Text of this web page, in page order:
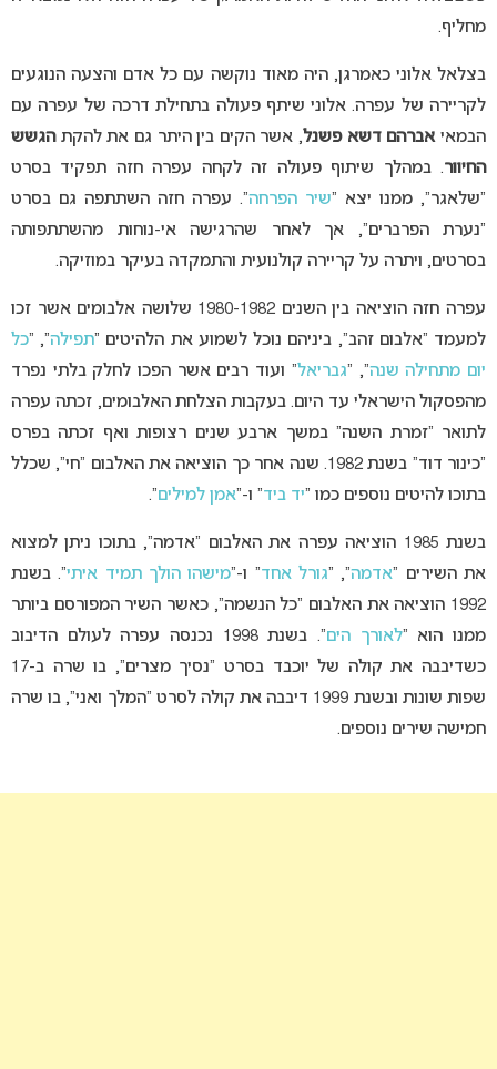
מחליף.
בצלאל אלוני כאמרגן, היה מאוד נוקשה עם כל אדם והצעה הנוגעים
לקריירה של עפרה. אלוני שיתף פעולה בתחילת דרכה של עפרה עם
הבמאיאברהם דשא פשנל, אשר הקים בין היתר גם את להקתהגשש
החיוור. במהלך שיתוף פעולה זה לקחה עפרה חזה תפקיד בסרט
“שלאגר”, ממנו יצא “שיר הפרחה“. עפרה חזה השתתפה גם בסרט
“נערת הפרברים”, אך לאחר שהרגישה אי-נוחות מהשתתפותה
בסרטים, ויתרה על קריירה קולנועית והתמקדה בעיקר במוזיקה.
עפרה חזה הוציאה בין השנים 1980-1982 שלושה אלבומים אשר זכו
למעמד “אלבום זהב”, ביניהם נוכל לשמוע את הלהיטים “תפילה“, “כל
יום מתחילה שנה“, “גבריאל” ועוד רבים אשר הפכו לחלק בלתי נפרד
מהפסקול הישראלי עד היום. בעקבות הצלחת האלבומים, זכתה עפרה
לתואר “זמרת השנה” במשך ארבע שנים רצופות ואף זכתה בפרס
“כינור דוד” בשנת 1982. שנה אחר כך הוציאה את האלבום “חי”, שכלל
בתוכו להיטים נוספים כמו “יד ביד” ו-“אמן למילים“.
בשנת 1985 הוציאה עפרה את האלבום “אדמה”, בתוכו ניתן למצוא
את השירים “אדמה“, “גורל אחד” ו-“מישהו הולך תמיד איתי“. בשנת
1992 הוציאה את האלבום “כל הנשמה”, כאשר השיר המפורסם ביותר
ממנו הוא “לאורך הים
“. בשנת 1998 נכנסה עפרה לעולם הדיבוב
כשדיבבה את קולה של יוכבד בסרט “נסיך מצרים”, בו שרה ב-17
שפות שונות ובשנת 1999 דיבבה את קולה לסרט “המלך ואני”, בו שרה
חמישה שירים נוספים.